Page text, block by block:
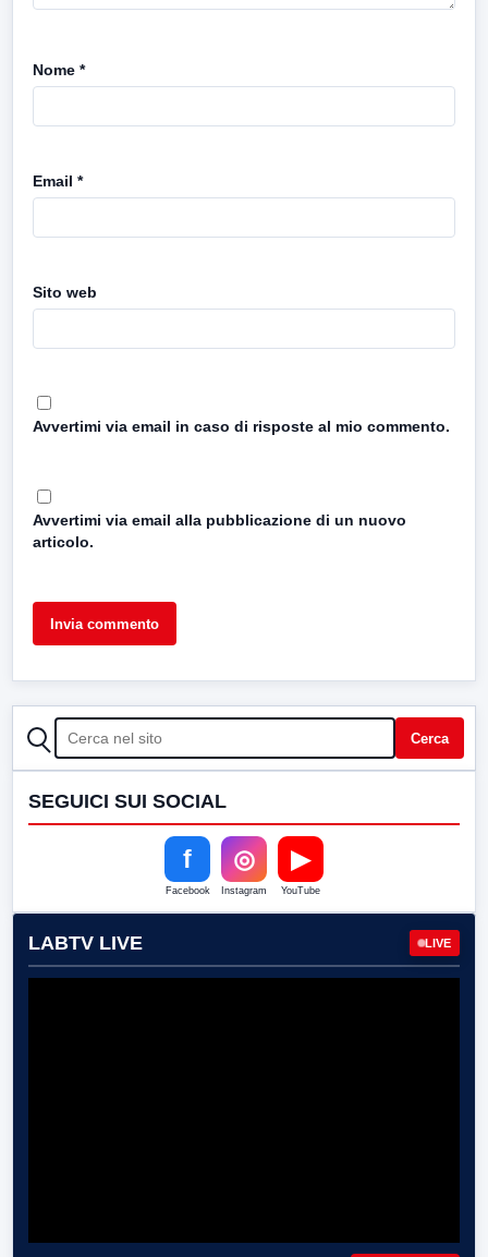
Nome *
Email *
Sito web
Avvertimi via email in caso di risposte al mio commento.
Avvertimi via email alla pubblicazione di un nuovo
articolo.
CERCA Cerca
SEGUICI SUI SOCIAL
f
Facebook
◎
Instagram
▶
YouTube
LABTV LIVE LIVE